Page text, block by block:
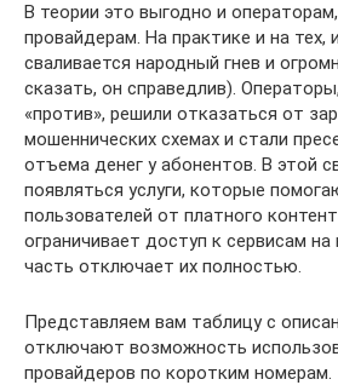
В теории это выгодно и
провайдерам. На практике и на тех,
сваливается народный гнев и
сказать, он справедлив).
«против», решили отказаться от
мошеннических схемах и стали
отъема денег у абонентов. В этой
появляться услуги, которые
пользователей от платного
ограничивает доступ к сервисам
часть отключает их полностью.
Представляем вам таблицу с
отключают возможность
провайдеров по коротким номерам.